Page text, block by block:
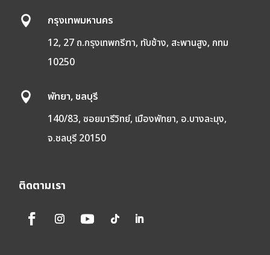

กรุงเทพมหานคร
12, 27 ถ.กรุงเทพกรีฑา, ทับช้าง, สะพานสูง, กทม
10250

พัทยา, ชลบุรี
140/83, ซอยมารีวิทย์, เมืองพัทยา, อ.บางละมุง,
จ.ชลบุรี 20150
ติดตามเรา